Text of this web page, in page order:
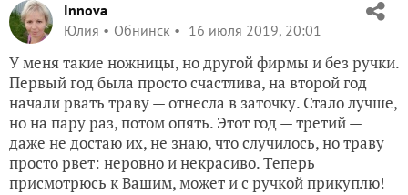
Innova
Юлия
Обнинск 16 июля 2019, 20:01
У меня такие ножницы, но другой фирмы и без ручки.
Первый год была просто счастлива, на второй год
начали рвать траву — отнесла в заточку. Стало лучше,
но на пару раз, потом опять. Этот год — третий —
даже не достаю их, не знаю, что случилось, но траву
просто рвет: неровно и некрасиво. Теперь
присмотрюсь к Вашим, может и с ручкой прикуплю!